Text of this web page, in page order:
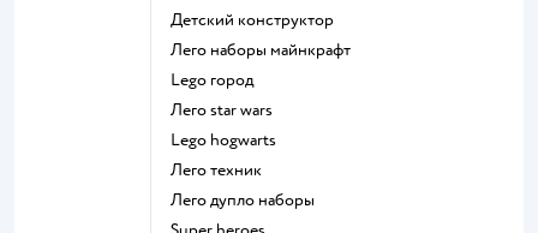
Детский конструктор
Лего наборы майнкрафт
Lego город
Лего star wars
Lego hogwarts
Лего техник
Лего дупло наборы